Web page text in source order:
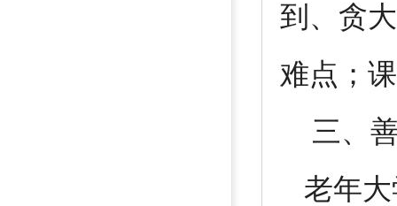
到、贪
难点；
三、善
老年大